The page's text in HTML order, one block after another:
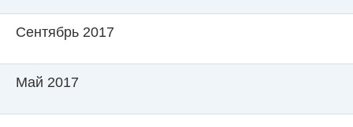
Сентябрь 2017
Май 2017